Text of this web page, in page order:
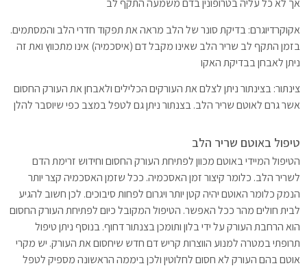
אך לא כל עליה בטרופונין בדם משמעה התקף לב
אקוקרדיוגרם: בדיקת סונר של הלב מראה את תפקוד חדרי הלב והמסתמים.
בזמן התקף לב שריר הלב שאינו מקבל דם (איסכמיה) אינו מתכווץ ואת זה
ניתן לאבחן בבדיקת האקו
צינתור: בצינתור ניתן לצלם את העורקים הכלילים ולאבחן את העורק החסום
אשר גרם לאוטם שריר הלב. בצנתור ניתן גם לטפל במצב כפי שיוסבר להלן
טיפול באוטם שריר הלב
הטיפול המיידי באוטם מכוון לפתיחת העורק החסום וחידוש זרימת הדם
לשריר הלב. כלומר קיצור זמן האסכמיה. ככל שזמן האסכמיה קצר יותר
הנמק כלומר האוטם יהיה קטן יותר ויגרום לפחות סיבוכים. לכן חשוב להגיע
לבית חולים מהר ככל האפשר. הטיפול המקובל כיום לפתיחת העורק החסום
הוא הרחבת העורק על ידי בלון ותומכן בצנתור דחוף. בנוסף ניתן טיפול
תרופתי במטרה למנוע הווצרות קריש דם חדש שיחסום את העורק. יש מקרי
אוטם בהם העורק לא חסום לחלוטין ולכן ביממה הראשונה מספיק לטפל